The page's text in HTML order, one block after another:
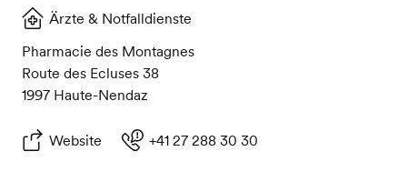
Ärzte & Notfalldienste
Pharmacie des Montagnes
Route des Ecluses 38
1997 Haute-Nendaz
Website +41 27 288 30 30